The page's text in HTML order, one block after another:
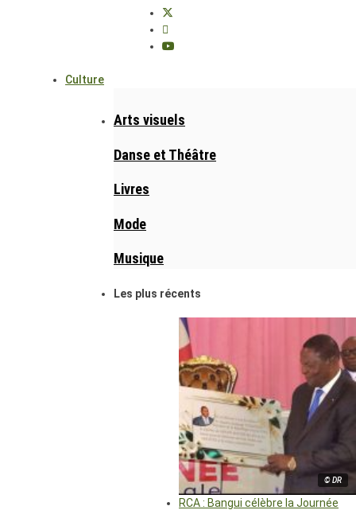
Culture
Arts visuels
Danse et Théâtre
Livres
Mode
Musique
Les plus récents
© DR
RCA : Bangui célèbre la Journée